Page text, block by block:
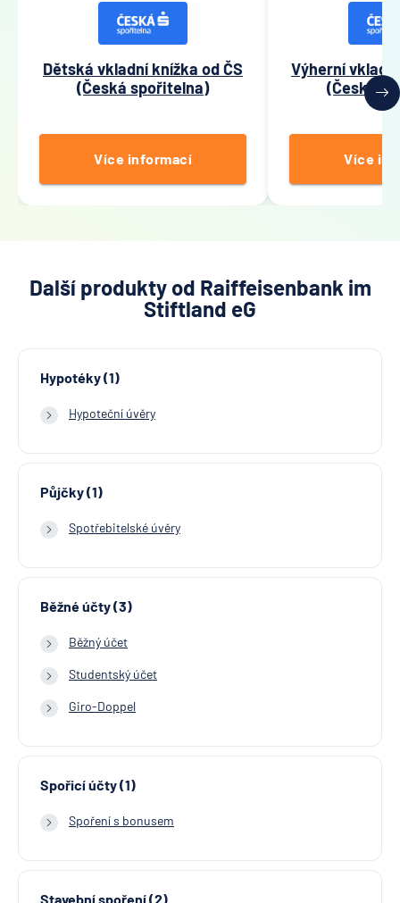
Dětská vkladní knížka od ČS
(Česká spořitelna)
Více informací
Výherní
(Česká
Více
Další produkty od Raiffeisenbank im
Stiftland eG
Hypotéky (1)
Hypoteční úvěry
Půjčky (1)
Spotřebitelské úvěry
Běžné účty (3)
Běžný účet
Studentský účet
Giro-Doppel
Spořicí účty (1)
Spoření s bonusem
Stavební spoření (2)